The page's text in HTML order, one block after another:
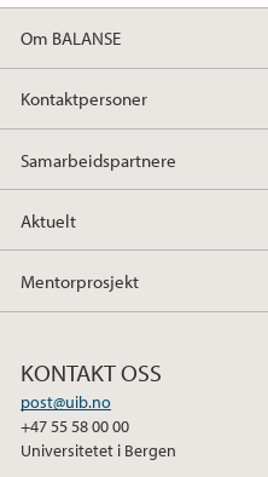
Om BALANSE
Kontaktpersoner
Samarbeidspartnere
Aktuelt
Mentorprosjekt
KONTAKT OSS
post@uib.no
+47 55 58 00 00
Universitetet i Bergen